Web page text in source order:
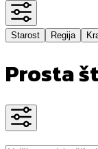
Starost Regija
Prosta